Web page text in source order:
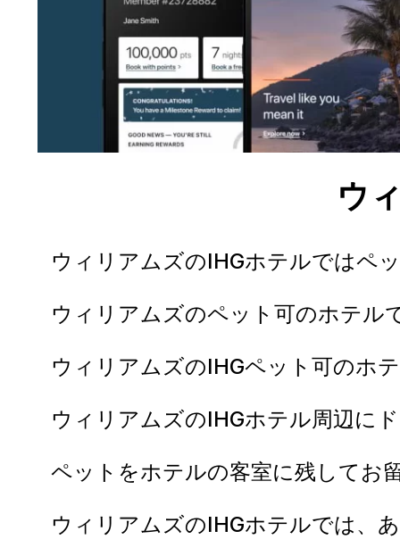
ウ
ウィリアムズのIHGホテルではペ
ウィリアムズのペット可のホテル
ウィリアムズのIHGペット可のホ
ウィリアムズのIHGホテル周辺に
ペットをホテルの客室に残してお
ウィリアムズのIHGホテルでは、